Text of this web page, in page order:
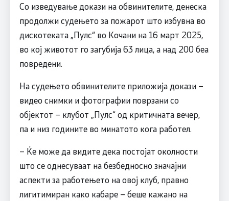
Со изведување докази на обвинителите, денеска
продолжи судењето за пожарот што избувна во
дискотеката „Пулс“ во Кочани на 16 март 2025,
во кој животот го загубија 63 лица, а над 200 беа
повредени.
На судењето обвинителите приложија докази –
видео снимки и фотографии поврзани со
објектот – клубот „Пулс“ од критичната вечер,
па и низ годините во минатото кога работел.
– Ќе може да видите дека постојат околности
што се однесуваат на безбедносно значајни
аспекти за работењето на овој клуб, правно
лигитимиран како кабаре – беше кажано на